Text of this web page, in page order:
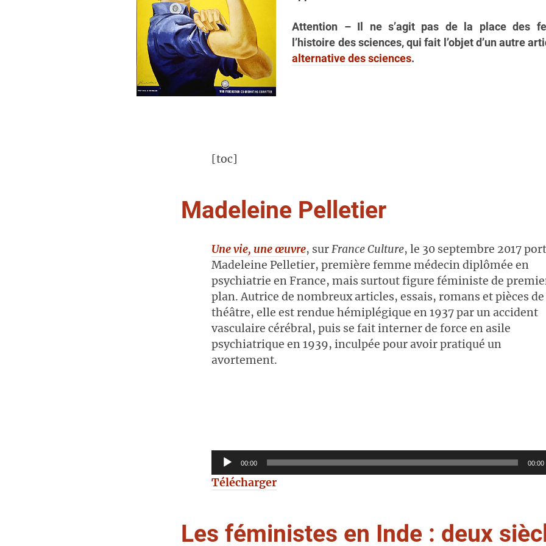
Attention – Il ne s’agit pas de la place des
l’histoire des sciences, qui fait l’objet d’un autre
alternative des sciences.
[toc]
Madeleine Pelletier
Une vie, une œuvre, surFrance Culture, le 30 septembre 2017
Madeleine Pelletier, première femme médecin diplômée en
psychiatrie en France, mais surtout figure féministe de
plan. Autrice de nombreux articles, essais, romans et pièces de
théâtre, elle est rendue hémiplégique en 1937 par un accident
vasculaire cérébral, puis se fait interner de force en asile
psychiatrique en 1939, inculpée pour avoir pratiqué un
avortement.
00:00 00:00
Télécharger
Les féministes en Inde : deux